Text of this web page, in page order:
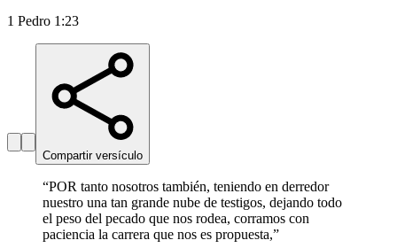
1 Pedro 1:23
Compartir versículo
“POR tanto nosotros también, teniendo en derredor
nuestro una tan grande nube de testigos, dejando todo
el peso del pecado que nos rodea, corramos con
paciencia la carrera que nos es propuesta,”